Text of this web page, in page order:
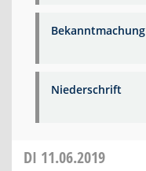
Bekanntmachung
Niederschrift
DI 11.06.2019